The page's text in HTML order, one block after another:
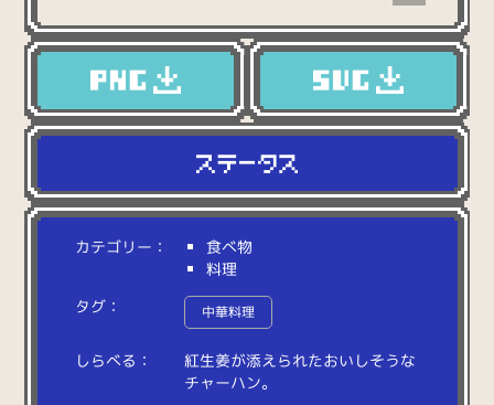
カテゴリー：
食べ物
料理
タグ：
中華料理
しらべる： 紅生姜が添えられたおい しそうな
チャーハン。